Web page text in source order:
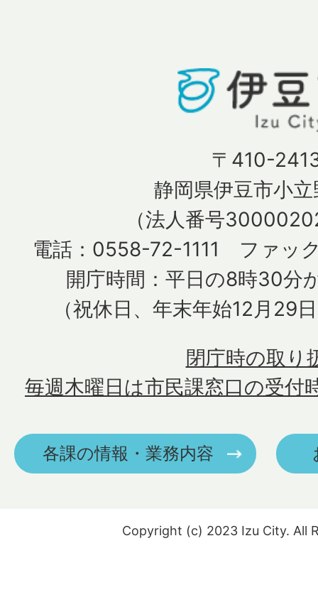
〒410-
静岡県伊豆市小
（法人番号
電話：0558-72-1111 ファッ
開庁時間：平日の8時30分
（祝休日、年末年始12月29
毎週木曜日は市民課窓口の受付
閉庁時の取り
各課の情報・業務内容
Copyright (c) 2023 Izu City. All